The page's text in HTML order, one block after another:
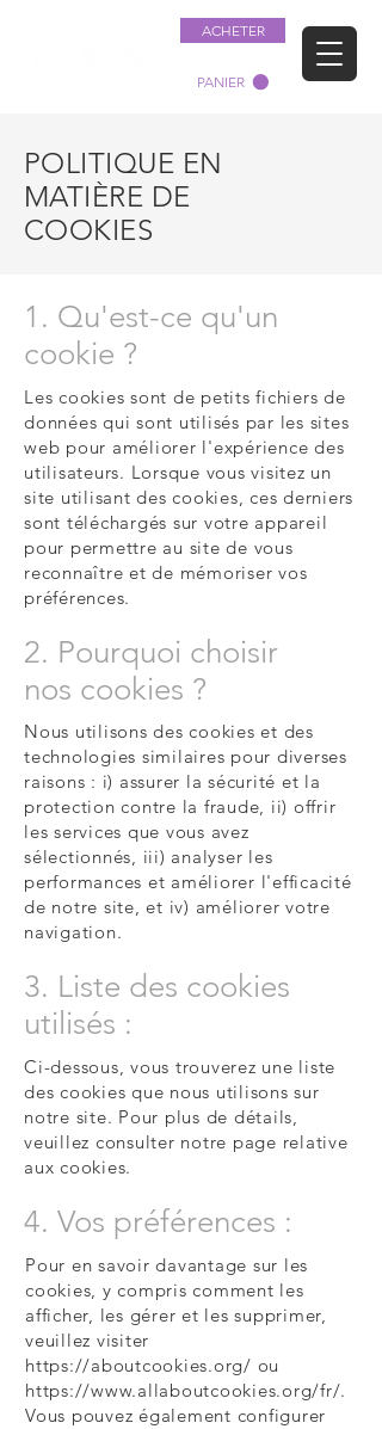
ACHETER
PANIER
POLITIQUE EN
MATIÈRE DE
COOKIES
1. Qu'est-ce qu'un
cookie ?
Les cookies sont de petits fichiers de
données qui sont utilisés par les sites
web pour améliorer l'expérience des
utilisateurs. Lorsque vous visitez un
site utilisant des cookies, ces derniers
sont téléchargés sur votre appareil
pour permettre au site de vous
reconnaître et de mémoriser vos
préférences.
2. Pourquoi choisir
nos cookies ?
Nous utilisons des cookies et des
technologies similaires pour diverses
raisons : i) assurer la sécurité et la
protection contre la fraude, ii) offrir
les services que vous avez
sélectionnés, iii) analyser les
performances et améliorer l'efficacité
de notre site, et iv) améliorer votre
navigation.
3. Liste des cookies
utilisés :
Ci-dessous, vous trouverez une liste
des cookies que nous utilisons sur
notre site. Pour plus de détails,
veuillez consulter notre page relative
aux cookies.
4. Vos préférences :
Pour en savoir davantage sur les
cookies, y compris comment les
afficher, les gérer et les supprimer,
veuillez visiter
https://aboutcookies.org/ ou
https://www.allaboutcookies.org/fr/.
Vous pouvez également configurer